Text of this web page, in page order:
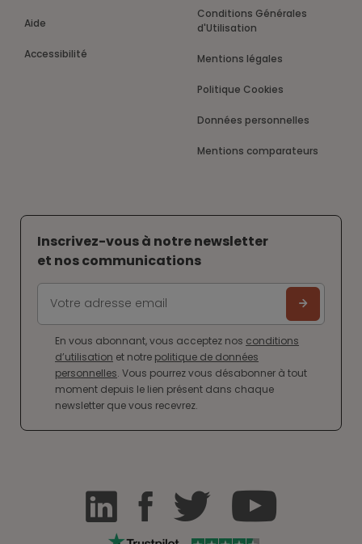
Aide
Accessibilité
Conditions Générales
d'Utilisation
Mentions légales
Politique Cookies
Données personnelles
Mentions comparateurs
Inscrivez-vous à notre newsletter
et nos communications
En vous abonnant, vous acceptez nos conditions
d’utilisation et notre politique de données
personnelles. Vous pourrez vous désabonner à tout
moment depuis le lien présent dans chaque
newsletter que vous recevrez.